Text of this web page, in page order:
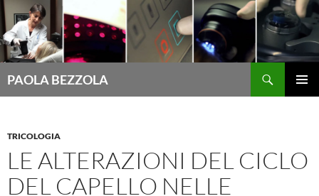
PAOLA BEZZOLA
TRICOLOGIA
LE ALTERAZIONI DEL CICLO
DEL CAPELLO NELLE